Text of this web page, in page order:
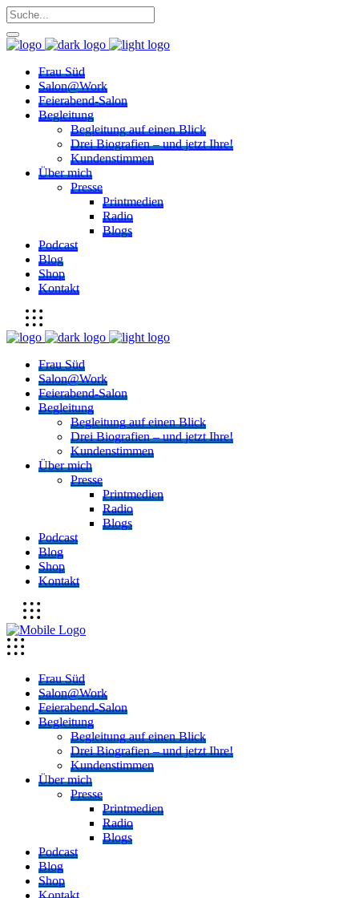
Frau Süd
Salon@Work
Feierabend-Salon
Begleitung
Begleitung auf einen Blick
Drei Biografien – und jetzt Ihre!
Kundenstimmen
Über mich
Presse
Printmedien
Radio
Blogs
Podcast
Blog
Shop
Kontakt
Frau Süd
Salon@Work
Feierabend-Salon
Begleitung
Begleitung auf einen Blick
Drei Biografien – und jetzt Ihre!
Kundenstimmen
Über mich
Presse
Printmedien
Radio
Blogs
Podcast
Blog
Shop
Kontakt
Frau Süd
Salon@Work
Feierabend-Salon
Begleitung
Begleitung auf einen Blick
Drei Biografien – und jetzt Ihre!
Kundenstimmen
Über mich
Presse
Printmedien
Radio
Blogs
Podcast
Blog
Shop
Kontakt